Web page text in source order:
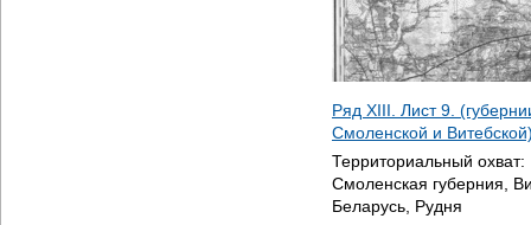
Ряд XIII. Лист 9.
Смоленской и
Территориальный охват:
Смоленская губерния,
Беларусь, Рудня